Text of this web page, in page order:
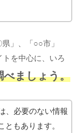
」、「○○市」
を中心に、いろ
べましょう。
、必要のない情報
ともあります。